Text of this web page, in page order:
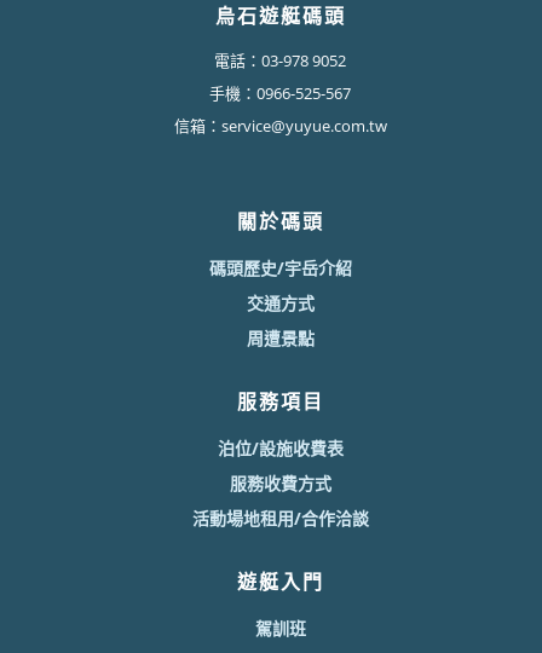
烏石遊艇碼頭
電話：03-978 9052
手機：0966-525-567
信箱：service@yuyue.com.tw
關於碼頭
碼頭歷史/宇岳介紹
交通方式
周遭景點
服務項目
泊位/設施收費表
服務收費方式
活動場地租用/合作洽談
遊艇入門
駕訓班